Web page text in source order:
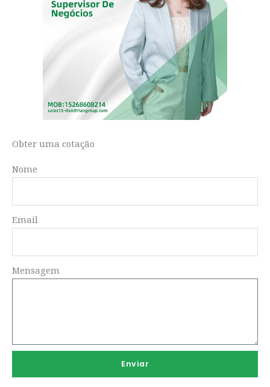
Obter uma cotação
Nome
Email
Mensagem
Enviar